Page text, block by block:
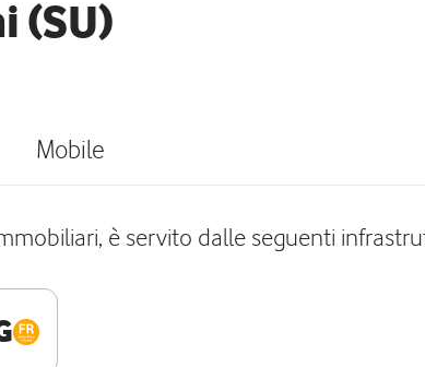
(SU)
Mobile
è servito dalle seguenti